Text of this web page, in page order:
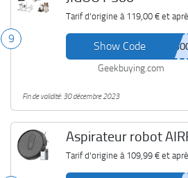
9
Tarif d'origine à 119,00 €et
Show Code
Geekbuying.com
Fin de validité: 30 décembre 2023
Aspirateur robot
Tarif d'origine à 109,99 €et